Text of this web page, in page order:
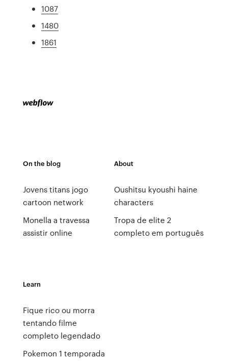
1087
1480
1861
On the blog
Jovens titans jogo
cartoon network
Monella a travessa
assistir online
About
Oushitsu kyoushi haine
characters
Tropa de elite 2
completo em português
Learn
Fique rico ou morra
tentando filme
completo legendado
Pokemon 1 temporada